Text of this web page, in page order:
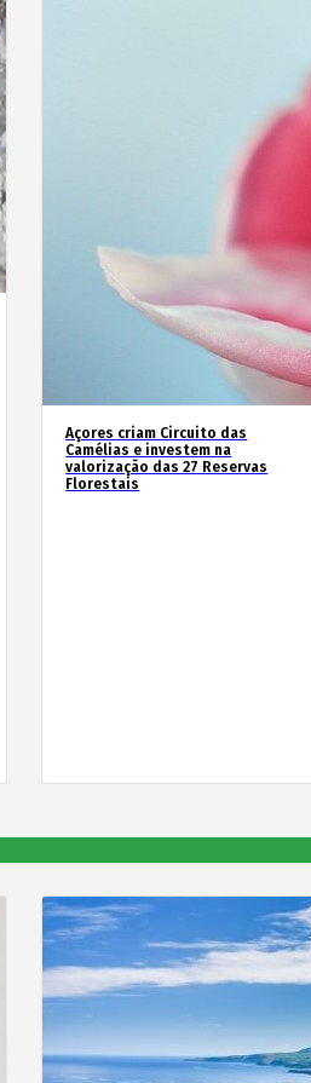
Açores criam Circuito das
Camélias e investem na
valorização das 27 Reservas
Florestais